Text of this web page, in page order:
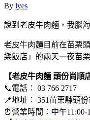
By lyes
說到老皮牛肉麵，我腦
老皮牛肉麵目前在苗栗
樂飯店」的兩天一夜苗
【老皮牛肉麵 頭份尚順
📞電話： 03 766 2717
📍地址： 351苗栗縣頭
⏰營業時間：中午11:00-